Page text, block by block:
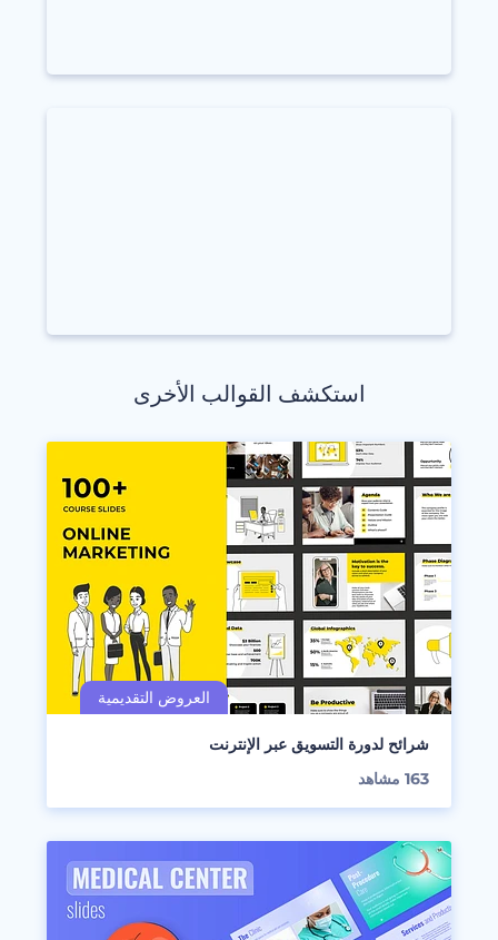
استكشف القوالب الأخرى
شرائح لدورة التسويق عبر الإنترنت
163 مشاهد